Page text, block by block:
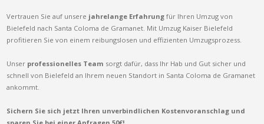
Vertrauen Sie auf unsere jahrelange Erfahrung für Ihren Umzug von
Bielefeld nach Santa Coloma de Gramanet. Mit Umzug Kaiser Bielefeld
profitieren Sie von einem reibungslosen und effizienten Umzugsprozess.
Unser professionelles Team sorgt dafür, dass Ihr Hab und Gut sicher und
schnell von Bielefeld an Ihrem neuen Standort in Santa Coloma de Gramanet
ankommt.
Sichern Sie sich jetzt Ihren unverbindlichen Kostenvoranschlag und